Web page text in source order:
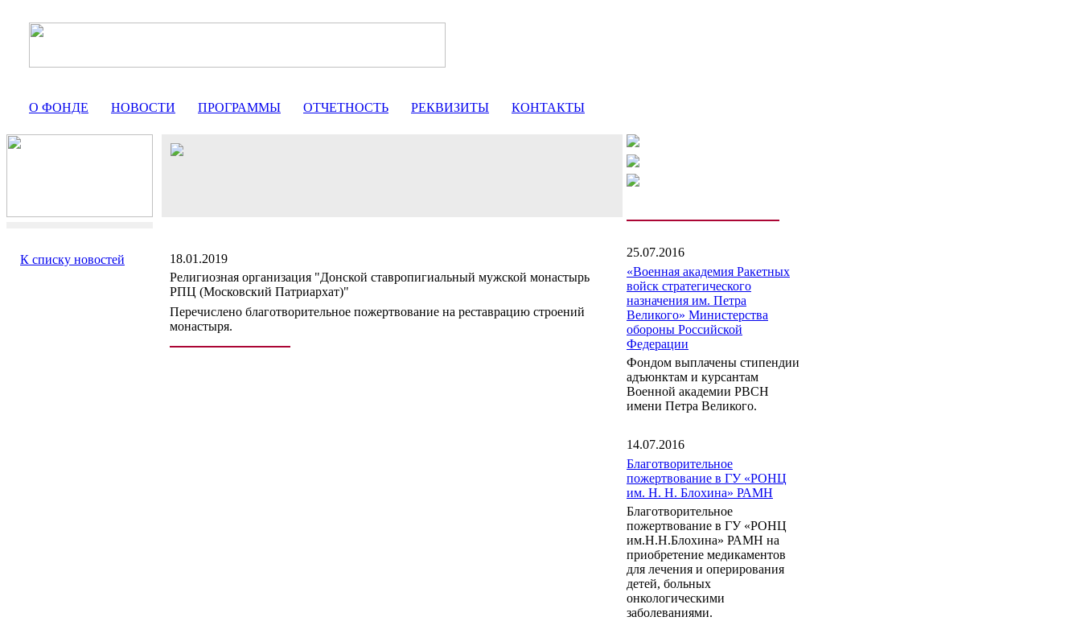
О ФОНДЕ НОВОСТИ ПРОГРАММЫ ОТЧЕТНОСТЬ РЕКВИЗИТЫ КОНТАКТЫ
К списку новостей
18.01.2019
Религиозная организация "Донской ставропигиальный мужской монастырь
РПЦ (Московский Патриархат)"
Перечислено благотворительное пожертвование на реставрацию строений
монастыря.
25.07.2016
«Военная академия Ракетных
войск стратегического
назначения им. Петра
Великого» Министерства
обороны Российской
Федерации
Фондом выплачены стипендии
адъюнктам и курсантам
Военной академии РВСН
имени Петра Великого.
14.07.2016
Благотворительное
пожертвование в ГУ «РОНЦ
им. Н. Н. Блохина» РАМН
Благотворительное
пожертвование в ГУ «РОНЦ
им.Н.Н.Блохина» РАМН на
приобретение медикаментов
для лечения и оперирования
детей, больных
онкологическими
заболеваниями.